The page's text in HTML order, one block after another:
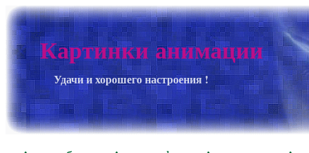
Картинки анимации
Удачи и хорошего настроения !